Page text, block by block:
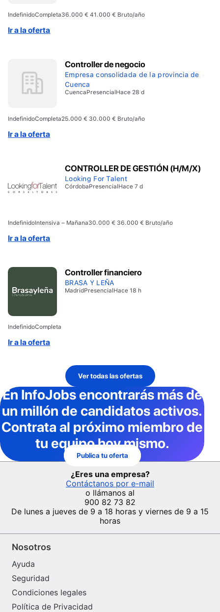
IndefinidoCompleta36.000 € 41.000 € Bruto/año
Ir a la oferta
Controller de negocio
Empresa consolidada de la provincia de
Cuenca
CuencaPresencialHace 28 d
IndefinidoCompleta25.000 € 30.000 € Bruto/año
Ir a la oferta
CONTROLLER DE GESTIÓN (H/M/X)
Looking For Talent
CórdobaPresencialHace 7 d
IndefinidoIntensiva – Mañana30.000 € 36.000 € Bruto/año
Ir a la oferta
Controller financiero
BRASA Y LEÑA
MadridPresencialHace 18 h
IndefinidoCompleta
Ir a la oferta
Ver todas las ofertas
En InfoJobsencontrarás más de
un millón de candidatos activos.
Contrata al próximo miembro de
tu equipo hoy mismo.
Publica tu oferta
¿Eres una empresa?
Contáctanos por e-mail
o llámanos al
900 82 73 82
De lunes a jueves de 9 a 18 horas y viernes de 9 a 15
horas
Nosotros
Ayuda
Seguridad
Condiciones legales
Política de Privacidad